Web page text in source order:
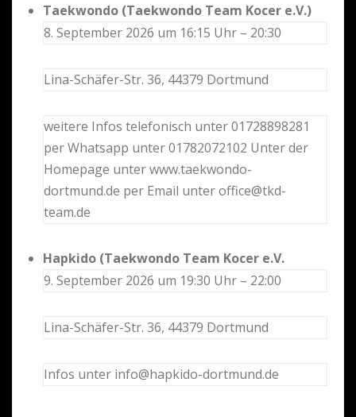
Taekwondo (Taekwondo Team Kocer e.V.)
8. September 2026 um 16:15 Uhr – 20:30
Lina-Schäfer-Str. 36, 44379 Dortmund
weitere Infos telefonisch unter 01728898281
per Whatsapp unter 01782072102 Unter der
Homepage unter www.taekwondo-
dortmund.de per Email unter office@tkd-
team.de
Hapkido (Taekwondo Team Kocer e.V.
9. September 2026 um 19:30 Uhr – 22:00
Lina-Schäfer-Str. 36, 44379 Dortmund
Infos unter info@hapkido-dortmund.de